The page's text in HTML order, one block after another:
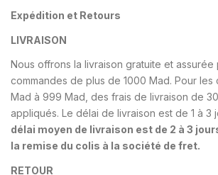
Expédition et Retours
LIVRAISON
Nous offrons la livraison gratuite et assurée
commandes de plus de 1000 Mad. Pour les
Mad à 999 Mad, des frais de livraison de
appliqués. Le délai de livraison est de 1 à 3
délai moyen de livraison est de 2 à 3
la remise du colis à la société de fret.
RETOUR